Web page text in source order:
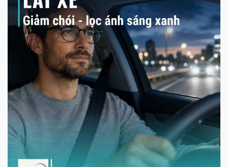
Dù sở hữu nhiều công nghệ vượt trội nhưng Chemi
X-Drive không phải là sản phẩm “vạn năng” cho tất
cả mọi người. Việc lựa chọn cần dựa trên nhu cầu
Ai nên chọn mua ngay?
Tài xế, người di chuyển nhiều:
Những người lái
xe ô tô, xe máy di chuyển liên tục ngoài đường,
đặc biệt là vào các khung giờ muộn hoặc sáng
sớm.
Người làm việc dưới cường độ ánh sáng
Quận 1, TP.Hồ Chí Minh ngày 5/11/2020
Người đại diện bà: Nguyễn Kim Yến – Điện thoại:
0938103890 – Địa chỉ: 80/54 Lãnh Binh Thăng,
Phường 11, Quận 11, TP.Hồ Chí Minh
Bản quyền © 2021 thuộc về Mắt Kính Nam Quang.